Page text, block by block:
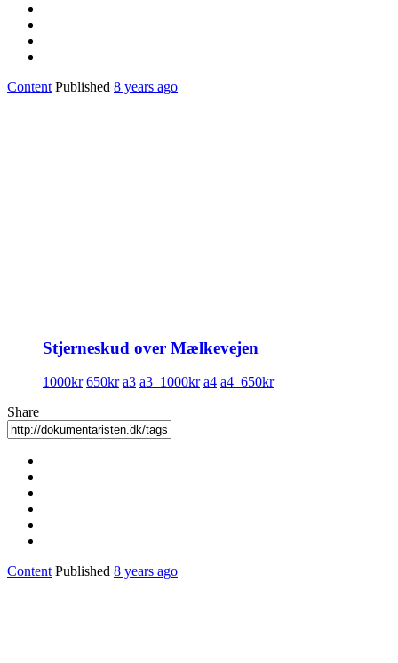
Content Published 8 years ago
Stjerneskud over Mælkevejen
1000kr 650kr a3 a3_1000kr a4 a4_650kr
Share
Content Published 8 years ago